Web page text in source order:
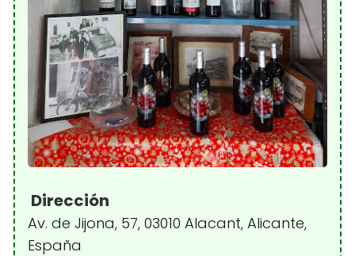
Dirección
Av. de Jijona, 57, 03010 Alacant, Alicante,
España